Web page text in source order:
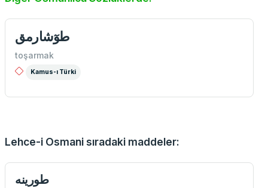
طوٓشارمق
toşarmak
Kamus-ı Türki
Lehce-i Osmani sıradaki maddeler:
طورينه